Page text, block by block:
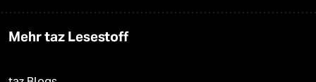
Mehr taz Lesestoff